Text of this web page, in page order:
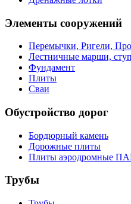
Элементы сооружений
Перемычки, Ригели,
Лестничные марши,
Фундамент
Плиты
Сваи
Обустройство дорог
Бордюрный камень
Дорожные плиты
Плиты аэродромные
Трубы